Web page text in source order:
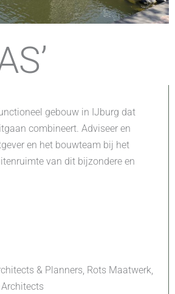
gebouw in IJburg dat
combineert. Adviseer en
en het bouwteam bij het
van dit bijzondere en
& Planners, Rots Maatwerk,